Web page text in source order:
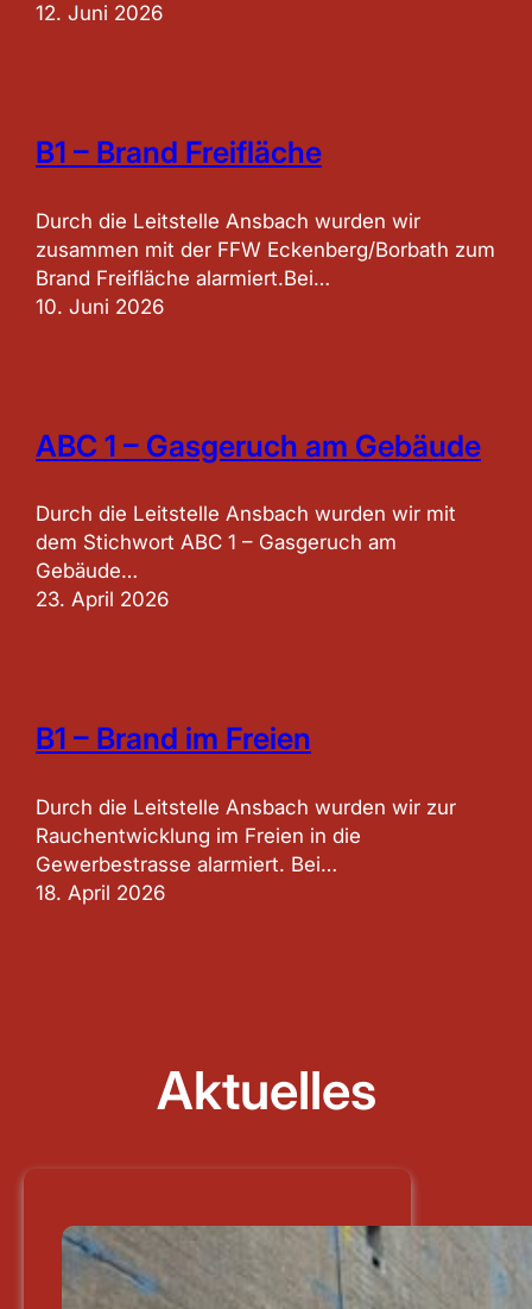
12. Juni 2026
B1 – Brand Freifläche
Durch die Leitstelle Ansbach wurden wir
zusammen mit der FFW Eckenberg/Borbath zum
Brand Freifläche alarmiert.Bei…
10. Juni 2026
ABC 1 – Gasgeruch am Gebäude
Durch die Leitstelle Ansbach wurden wir mit
dem Stichwort ABC 1 – Gasgeruch am
Gebäude…
23. April 2026
B1 – Brand im Freien
Durch die Leitstelle Ansbach wurden wir zur
Rauchentwicklung im Freien in die
Gewerbestrasse alarmiert. Bei…
18. April 2026
Aktuelles